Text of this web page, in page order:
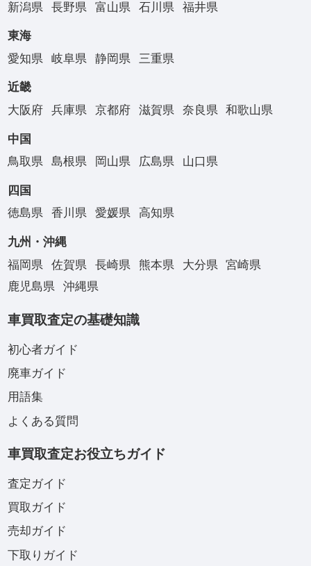
新潟県
長野県 富山県 石川県 福井県
東海
愛知県
岐阜県 静岡県 三重県
近畿
大阪府
兵庫県 京都府 滋賀県 奈良県 和歌山県
中国
鳥取県
島根県 岡山県 広島県 山口県
四国
徳島県
香川県 愛媛県 高知県
九州・沖縄
福岡県
佐賀県 長崎県 熊本県 大分県
宮崎県
鹿児島県
沖縄県
車買取査定の基礎知識
初心者ガイド
廃車ガイド
用語集
よくある質問
車買取査定お役立ちガイド
査定ガイド
買取ガイド
売却ガイド
下取りガイド